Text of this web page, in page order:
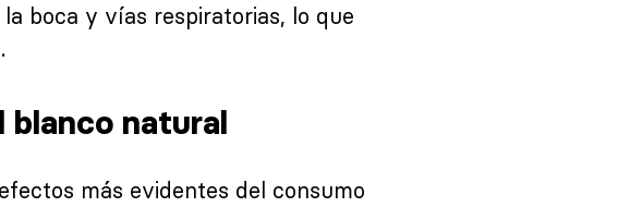
boca y vías respiratorias, lo que
blanco natural
más evidentes del consumo